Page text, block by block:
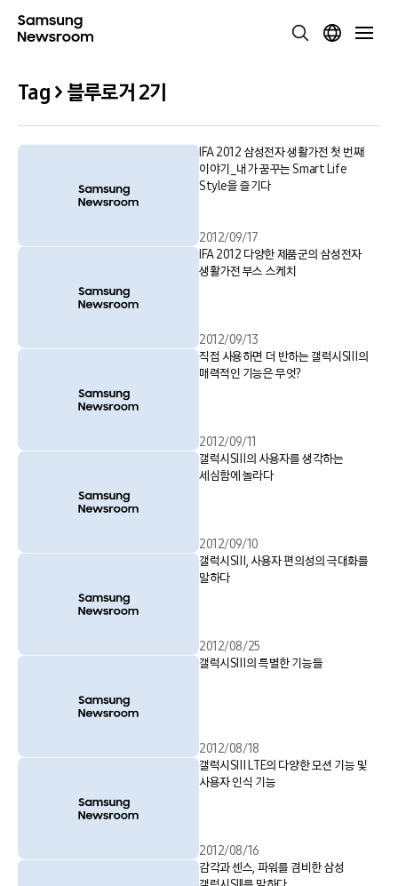
Tag > 블루로거 2기
IFA 2012 삼성전자 생활가전 첫 번째
이야기_내가 꿈꾸는 Smart Life
Style을 즐기다
2012/09/17
IFA 2012 다양한 제품군의 삼성전자
생활가전 부스 스케치
2012/09/13
직접 사용하면 더 반하는 갤럭시SⅢ의
매력적인 기능은 무엇?
2012/09/11
갤럭시SⅢ의 사용자를 생각하는
세심함에 놀라다
2012/09/10
갤럭시SⅢ, 사용자 편의성의 극대화를
말하다
2012/08/25
갤럭시SⅢ의 특별한 기능들
2012/08/18
갤럭시SⅢ LTE의 다양한 모션 기능 및
사용자 인식 기능
2012/08/16
감각과 센스, 파워를 겸비한 삼성